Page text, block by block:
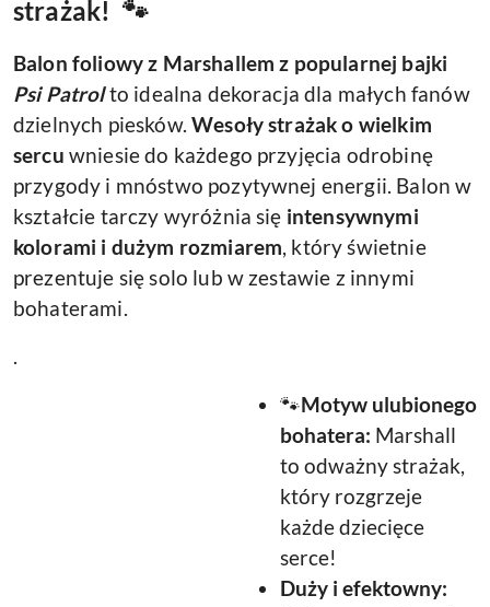
strażak! 🐾
Balon foliowy z Marshallem z popularnej bajki
Psi Patrolto idealna dekoracja dla małych fanów
dzielnych piesków.Wesoły strażak o wielkim
sercu wniesie do każdego przyjęcia odrobinę
przygody i mnóstwo pozytywnej energii. Balon w
kształcie tarczy wyróżnia się intensywnymi
kolorami i dużym rozmiarem, który świetnie
prezentuje się solo lub w zestawie z innymi
bohaterami.
.
🐾Motyw ulubionego
bohatera: Marshall
to odważny strażak,
który rozgrzeje
każde dziecięce
serce!
Duży i efektowny: